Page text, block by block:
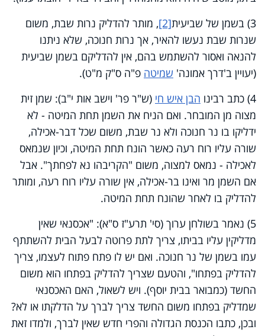
3) בשמן של שביעית
[2], מותר להדליק נרות שבת, משום
שנרות שבת נעשו להאיר, אך נרות חנוכה, שלא ניתנו
להנאה ואסור להשתמש בהם, אין להדליקם בשמן שביעית
(יעויין ב'דרך אמונה' שמיטה פ"ה ס"ק מ"ט).
4) כתב רבינו
הבן איש חי (ש"ר פר' וישב אות י"ב): שמן זית
מצוה מן המובחר. ואם הניח את השמן תחת המיטה - לא
ידליקו בו נר חנוכה ולא נר שבת, משום שכל דבר-אכילה,
שורה עליו רוח רעה כאשר הונח תחת המיטה, וכיון שנמאס
לאכילה - נמאס למצוה, משום "הקריבהו נא לפחתך". אבל
אם השמן מר ואינו בר-אכילה, אין שורה עליו רוח רעה, ומותר
להדליק בו לאחר שהונח תחת המיטה.
5) נאמר בשולחן ערוך (סי' תרע"ז ס"א): "אכסנאי שאין
מדליקין עליו בביתו, צריך לתת פרוטה לבעל הבית להשתתף
עמו בשמן של נר חנוכה. ואם יש לו פתח פתוח לעצמו, צריך
להדליק בפתחו", והטעם שצריך להדליק בפתחו הוא משום
החשד (כמבואר בבית יוסף). ויש לשאול, האם האכסנאי
שמדליק בפתחו משום החשד צריך לברך על הדלקתו או לא?
ובכן, כתבו הכנסת הגדולה והפרי חדש שאין לברך, ולמדו זאת